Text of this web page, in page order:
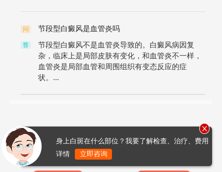
问 节段型白癜风是血管炎吗
答
节段型白癜风不是血管炎导致的。白癜风病因复
杂，临床上是局部皮肤有变化，和血管炎不一样，
血管炎是局部血管和周围组织有变态反应的症
状。...
身上白斑在什么部位？我要了解检查、治疗、费用
详情
立即咨询